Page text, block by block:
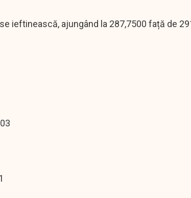
ieftinească, ajungând la 287,7500 față de